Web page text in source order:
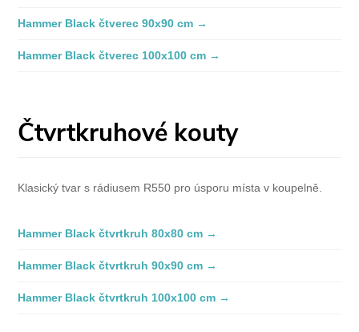
Hammer Black čtverec 90x90 cm →
Hammer Black čtverec 100x100 cm →
Čtvrtkruhové kouty
Klasický tvar s rádiusem R550 pro úsporu místa v koupelně.
Hammer Black čtvrtkruh 80x80 cm →
Hammer Black čtvrtkruh 90x90 cm →
Hammer Black čtvrtkruh 100x100 cm →